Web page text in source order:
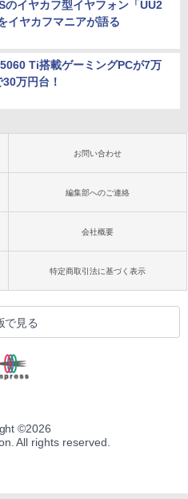
のイヤカフ型イヤフォン「UU2
イヤカフマニアが語る
Ti搭載ゲーミングPCが7万
万円台！
お問い合わせ
編集部へのご連絡
会社概要
特定商取引法に基づく表示
で見る
©2026
All rights reserved.